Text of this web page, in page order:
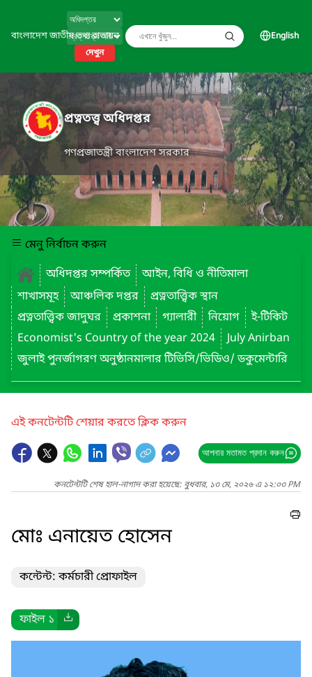
বাংলাদেশ জাতীয় তথ্য বাতায়ন
দেখুন
English
প্রত্নতত্ত্ব অধিদপ্তর
গণপ্রজাতন্ত্রী বাংলাদেশ সরকার
মেনু নির্বাচন করুন
অধিদপ্তর সম্পর্কিত
আইন, বিধি ও নীতিমালা
শাখাসমূহ
আঞ্চলিক দপ্তর
প্রত্নতাত্ত্বিক স্থান
প্রত্নতাত্ত্বিক জাদুঘর
প্রকাশনা গ্যালারী নিয়োগ
ই-টিকিট
Economist's Country of the year 2024
July Anirban
জুলাই পুনর্জাগরণ অনুষ্ঠানমালার টিভিসি/ভিডিও/ ডকুমেন্টারি
এই কনটেন্টটি শেয়ার করতে ক্লিক করুন
আপনার মতামত প্রদান করুন
কনটেন্টটি শেষ হাল-নাগাদ করা হয়েছে: বুধবার, ১৩ মে, ২০২৬ এ ১২:০৩ PM
মোঃ এনায়েত হোসেন
কন্টেন্ট: কর্মচারী প্রোফাইল
ফাইল ১